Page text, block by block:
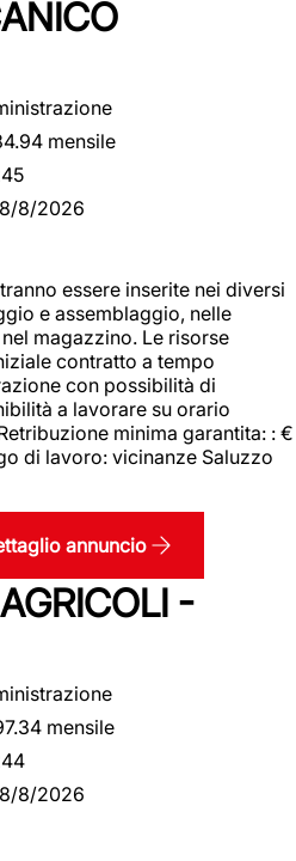
mensile
8/8/2026
essere inserite nei diversi
e assemblaggio, nelle
magazzino. Le risorse
contratto a tempo
con possibilità di
a lavorare su orario
minima garantita: : €
di lavoro: vicinanze Saluzzo
annuncio
-
mensile
8/8/2026